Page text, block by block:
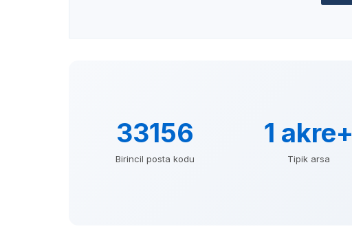
33156
Birincil posta kodu
1 akre+
Tipik arsa